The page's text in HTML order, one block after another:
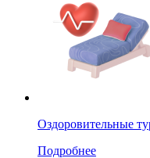
Оздоровительные
Подробнее